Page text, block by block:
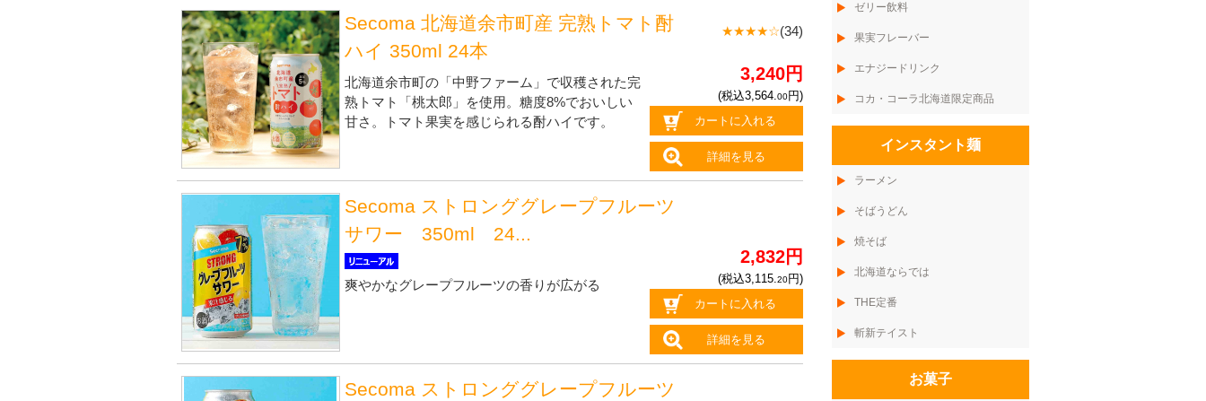
Secoma 北海道余市町産 完熟トマト酎
ハイ 350ml 24本
北海道余市町の「中野ファーム」で収穫された完
熟トマト「桃太郎」を使用。糖度8%でおいしい
甘さ。トマト果実を感じられる酎ハイです。
★★★★☆(34)
3,240円
(税込3,564. 00円)
カートに入れる
詳細を見る
Secoma ストロンググレープフルーツ
サワー 350ml 24...
爽やかなグレープフルーツの香りが広がる
2,832円
(税込3,115. 20円)
カートに入れる
詳細を見る
Secoma ストロンググレープフルーツ
ゼリー飲料
果実フレーバー
エナジードリンク
コカ・コーラ北海道限定商品
インスタント麺
ラーメン
そばうどん
焼そば
北海道ならでは
THE定番
斬新テイスト
お菓子